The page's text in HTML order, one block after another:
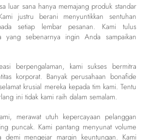
luar sana hanya memajang produk standar
justru berani menyuntikkan sentuhan
setiap lembar pesanan. Kami tulus
yang sebenarnya ingin Anda sampaikan
berpengalaman, kami sukses bermitra
korporat. Banyak perusahaan bonafide
krusial mereka kepada tim kami. Tentu
ini tidak kami raih dalam semalam.
merawat utuh kepercayaan pelanggan
puncak. Kami pantang menyunat volume
demi mengejar margin keuntungan. Kami